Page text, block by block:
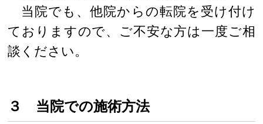
当院でも、他院からの転院を受け付け
ておりますので、ご不安な方は一度ご相
談ください。
３ 当院での施術方法